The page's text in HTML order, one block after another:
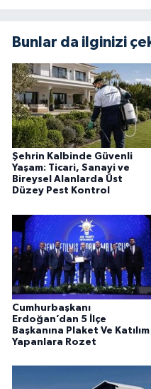
Bunlar da ilginizi
Şehrin Kalbinde Güvenli
Yaşam: Ticari, Sanayi ve
Bireysel Alanlarda Üst
Düzey Pest Kontrol
Cumhurbaşkanı
Erdoğan’dan 5 İlçe
Başkanına Plaket Ve Katılım
Yapanlara Rozet